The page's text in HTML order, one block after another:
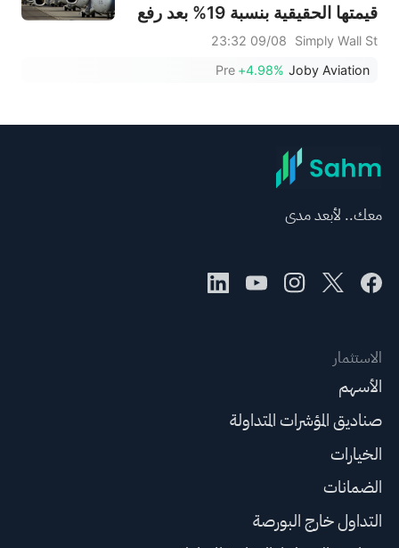
قيمتها الحقيقية بنسبة 19% بعد رفع
توقعات عام 2026 وتوسعها في
تكساس.
Simply Wall St
09/08 23:32
Joby Aviation
+4.98%
Pre
معك.. لأبعد مدى
الاستثمار
الأسهم
صناديق المؤشرات المتداولة
الخيارات
الضمانات
التداول خارج البورصة